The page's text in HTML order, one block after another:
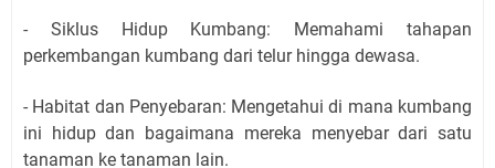
- Siklus Hidup Kumbang: Memahami tahapan
perkembangan kumbang dari telur hingga dewasa.
- Habitat dan Penyebaran: Mengetahui di mana kumbang
ini hidup dan bagaimana mereka menyebar dari satu
tanaman ke tanaman lain.